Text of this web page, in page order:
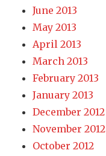
June 2013
May 2013
April 2013
March 2013
February 2013
January 2013
December 2012
November 2012
October 2012